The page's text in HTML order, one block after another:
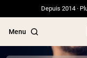
Depuis 2014 ·
Menu